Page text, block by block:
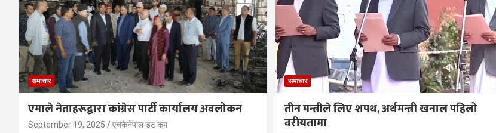
समाचार
एमाले नेताहरूद्वारा कांग्रेस पार्टी कार्यालय अवलोकन
September 19, 2025 एचकेनेपाल डट कम
समाचार
तीन मन्त्रीले लिए शपथ, अर्थमन्त्री खनाल पहिलो
वरीयतामा